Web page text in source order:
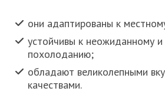
они адаптированы к
устойчивы к неожиданному и
похолоданию;
обладают великолепными
качествами.